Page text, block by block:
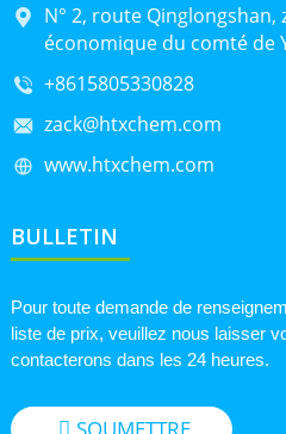
N° 2, route
économique du comté de
+8615805330828
zack@htxchem.com
www.htxchem.com
BULLETIN
Pour toute demande de
liste de prix, veuillez nous laisser
contacterons dans les 24 heures.